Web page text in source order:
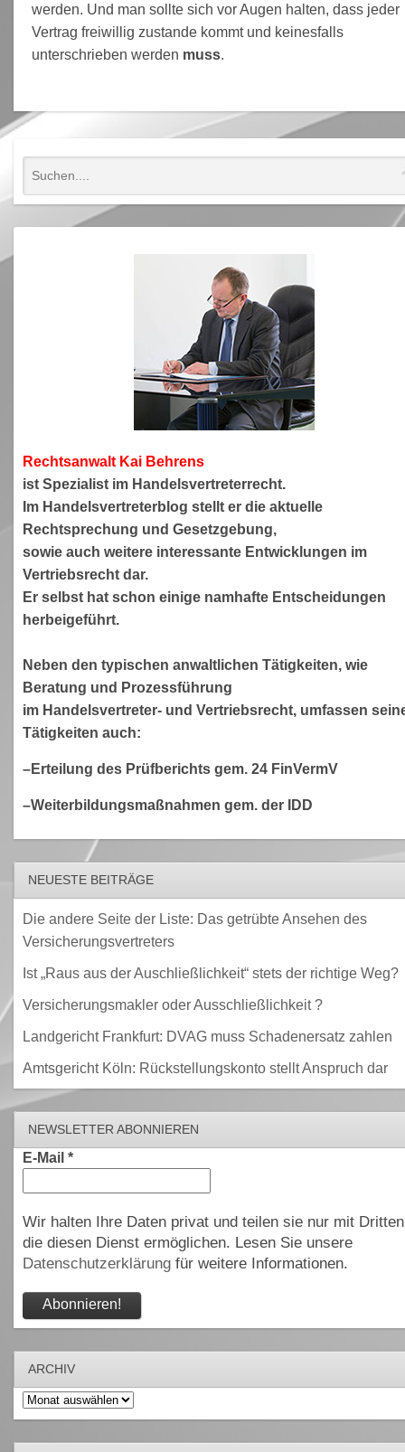
werden. Und man sollte sich vor Augen halten, dass jeder
Vertrag freiwillig zustande kommt und keinesfalls
unterschrieben werden muss.
Rechtsanwalt Kai Behrens
ist Spezialist im Handelsvertreterrecht.
Im Handelsvertreterblog stellt er die aktuelle
Rechtsprechung und Gesetzgebung,
sowie auch weitere interessante Entwicklungen im
Vertriebsrecht dar.
Er selbst hat schon einige namhafte Entscheidungen
herbeigeführt.
Neben den typischen anwaltlichen Tätigkeiten, wie
Beratung und Prozessführung
im Handelsvertreter- und Vertriebsrecht, umfassen
Tätigkeiten auch:
–Erteilung des Prüfberichts gem. 24 FinVermV
–Weiterbildungsmaßnahmen gem. der IDD
NEUESTE BEITRÄGE
Die andere Seite der Liste: Das getrübte Ansehen des
Versicherungsvertreters
Ist „Raus aus der Auschließlichkeit“ stets der richtige Weg?
Versicherungsmakler oder Ausschließlichkeit ?
Landgericht Frankfurt: DVAG muss Schadenersatz zahlen
Amtsgericht Köln: Rückstellungskonto stellt Anspruch dar
NEWSLETTER ABONNIEREN
E-Mail *
Wir halten Ihre Daten privat und teilen sie nur mit
die diesen Dienst ermöglichen. Lesen Sie unsere
Datenschutzerklärungfür weitere Informationen.
ARCHIV
Archiv